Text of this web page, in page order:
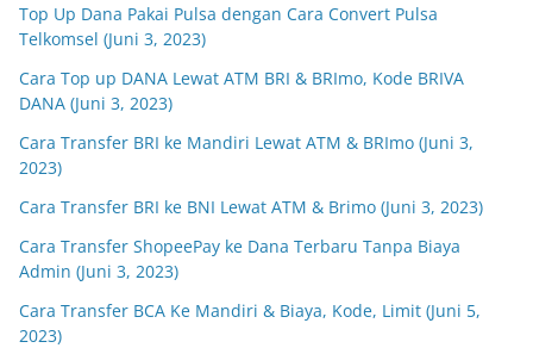
Top Up Dana Pakai Pulsa dengan Cara Convert Pulsa
Telkomsel (Juni 3, 2023)
Cara Top up DANA Lewat ATM BRI & BRImo, Kode BRIVA
DANA (Juni 3, 2023)
Cara Transfer BRI ke Mandiri Lewat ATM & BRImo (Juni 3,
2023)
Cara Transfer BRI ke BNI Lewat ATM & Brimo (Juni 3, 2023)
Cara Transfer ShopeePay ke Dana Terbaru Tanpa Biaya
Admin (Juni 3, 2023)
Cara Transfer BCA Ke Mandiri & Biaya, Kode, Limit (Juni 5,
2023)